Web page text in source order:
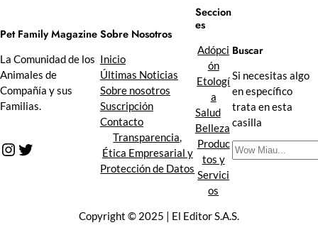
Pet Family Magazine
La Comunidad de los
Animales de
Compañía y sus
Familias.
Instagram Twitter
Sobre Nosotros
Inicio
Últimas Noticias
Sobre nosotros
Suscripción
Contacto
Transparencia,
Ética Empresarial y
Protección de Datos
Seccion
es
Adópci
ón
Etologí
a
Salud
Belleza
Produc
tos y
Servici
os
Buscar
Si necesitas algo
en específico
trata en esta
casilla
B
u
Copyright © 2025 | El Editor S.A.S.